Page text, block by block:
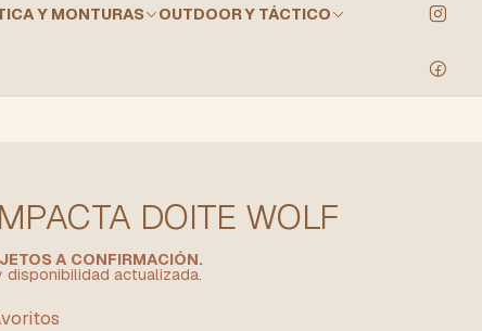
Y MONTURAS OUTDOOR Y TÁCTICO
DOITE WOLF
A CONFIRMACIÓN.
actualizada.